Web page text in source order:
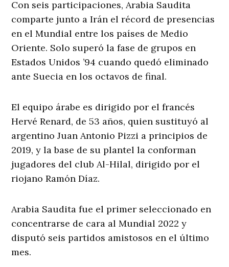
Con seis participaciones, Arabia Saudita
comparte junto a Irán el récord de presencias
en el Mundial entre los países de Medio
Oriente. Solo superó la fase de grupos en
Estados Unidos ’94 cuando quedó eliminado
ante Suecia en los octavos de final.
El equipo árabe es dirigido por el francés
Hervé Renard, de 53 años, quien sustituyó al
argentino Juan Antonio Pizzi a principios de
2019, y la base de su plantel la conforman
jugadores del club Al-Hilal, dirigido por el
riojano Ramón Díaz.
Arabia Saudita fue el primer seleccionado en
concentrarse de cara al Mundial 2022 y
disputó seis partidos amistosos en el último
mes.